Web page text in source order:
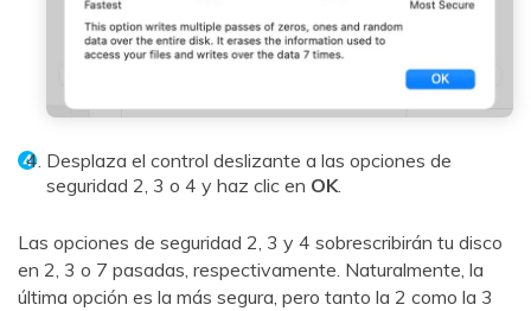
Desplaza el control deslizante a las opciones de
seguridad 2, 3 o 4 y haz clic en OK.
Las opciones de seguridad 2, 3 y 4 sobrescribirán tu disco
en 2, 3 o 7 pasadas, respectivamente. Naturalmente, la
última opción es la más segura, pero tanto la 2 como la 3